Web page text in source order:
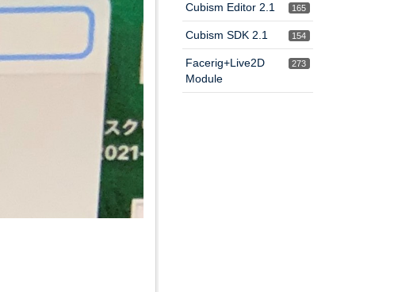
165
Cubism Editor 2.1
154
Cubism SDK 2.1
273
Facerig+Live2D
Module